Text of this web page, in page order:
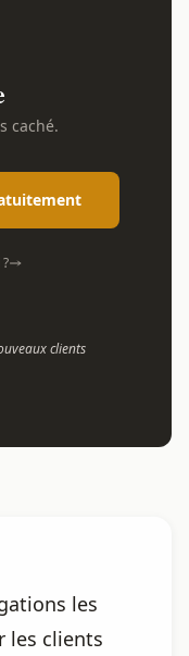
caché.
clients
les
les clients